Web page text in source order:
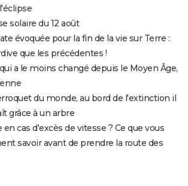
solaire du 12 août
évoquée pour la fin de la vie sur Terre :
que les précédentes !
a le moins changé depuis le Moyen Âge,
du monde, au bord de l'extinction il
grâce à un arbre
cas d'excès de vitesse ? Ce que vous
savoir avant de prendre la route des